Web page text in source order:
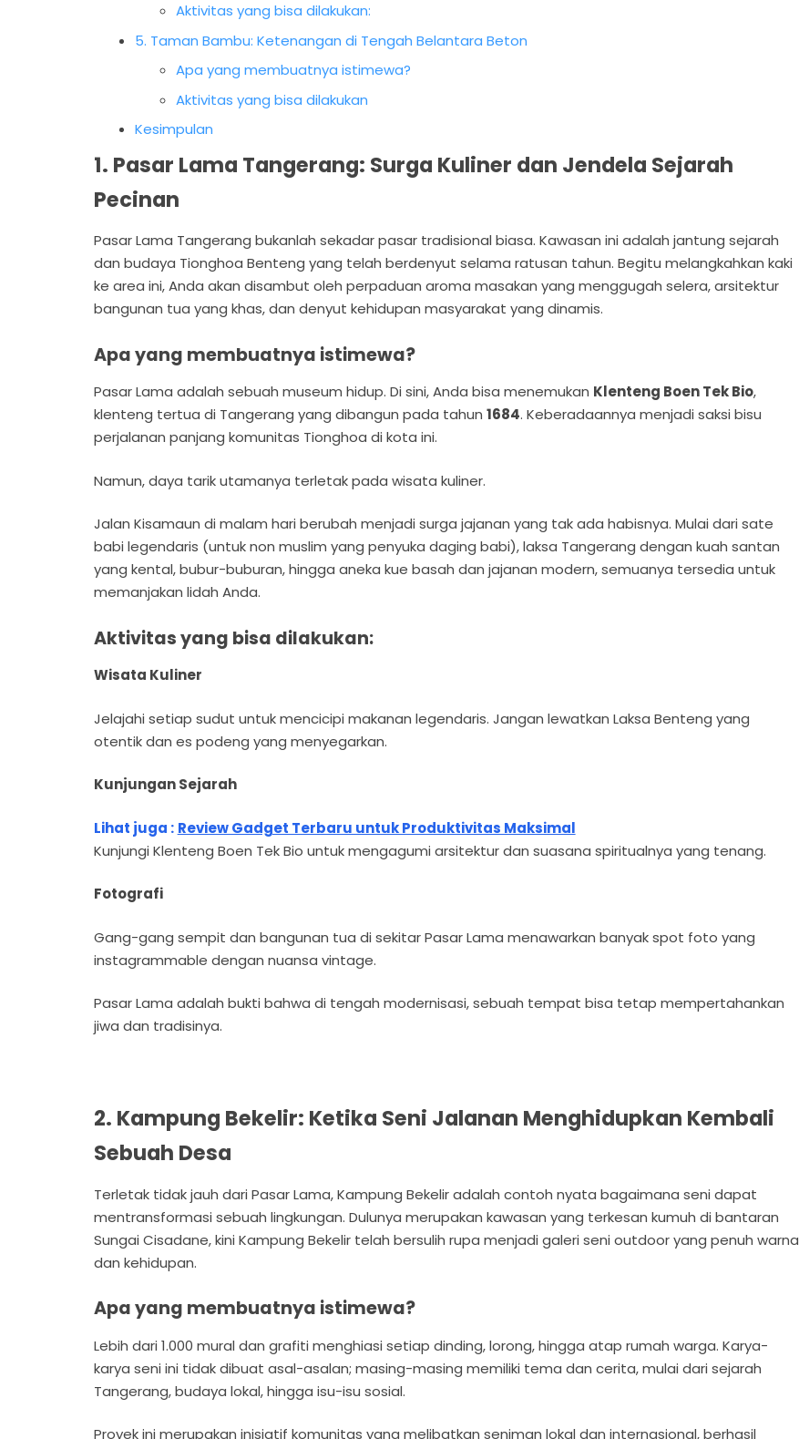
Aktivitas yang bisa dilakukan:
5. Taman Bambu: Ketenangan di Tengah Belantara Beton
Apa yang membuatnya istimewa?
Aktivitas yang bisa dilakukan
Kesimpulan
1. Pasar Lama Tangerang: Surga Kuliner dan Jendela Sejarah
Pecinan
Pasar Lama Tangerang bukanlah sekadar pasar tradisional biasa. Kawasan ini adalah jantung sejarah
dan budaya Tionghoa Benteng yang telah berdenyut selama ratusan tahun. Begitu melangkahkan kaki
ke area ini, Anda akan disambut oleh perpaduan aroma masakan yang menggugah selera, arsitektur
bangunan tua yang khas, dan denyut kehidupan masyarakat yang dinamis.
Apa yang membuatnya istimewa?
Pasar Lama adalah sebuah museum hidup. Di sini, Anda bisa menemukan Klenteng Boen Tek Bio,
klenteng tertua di Tangerang yang dibangun pada tahun 1684. Keberadaannya menjadi saksi bisu
perjalanan panjang komunitas Tionghoa di kota ini.
Namun, daya tarik utamanya terletak pada wisata kuliner.
Jalan Kisamaun di malam hari berubah menjadi surga jajanan yang tak ada habisnya. Mulai dari sate
babi legendaris (untuk non muslim yang penyuka daging babi), laksa Tangerang dengan kuah santan
yang kental, bubur-buburan, hingga aneka kue basah dan jajanan modern, semuanya tersedia untuk
memanjakan lidah Anda.
Aktivitas yang bisa dilakukan:
Wisata Kuliner
Jelajahi setiap sudut untuk mencicipi makanan legendaris. Jangan lewatkan Laksa Benteng yang
otentik dan es podeng yang menyegarkan.
Kunjungan Sejarah
Lihat juga : Review Gadget Terbaru untuk Produktivitas Maksimal
Kunjungi Klenteng Boen Tek Bio untuk mengagumi arsitektur dan suasana spiritualnya yang tenang.
Fotografi
Gang-gang sempit dan bangunan tua di sekitar Pasar Lama menawarkan banyak spot foto yang
instagrammable dengan nuansa vintage.
Pasar Lama adalah bukti bahwa di tengah modernisasi, sebuah tempat bisa tetap mempertahankan
jiwa dan tradisinya.
2. Kampung Bekelir: Ketika Seni Jalanan Menghidupkan Kembali
Sebuah Desa
Terletak tidak jauh dari Pasar Lama, Kampung Bekelir adalah contoh nyata bagaimana seni dapat
mentransformasi sebuah lingkungan. Dulunya merupakan kawasan yang terkesan kumuh di bantaran
Sungai Cisadane, kini Kampung Bekelir telah bersulih rupa menjadi galeri seni outdoor yang penuh warna
dan kehidupan.
Apa yang membuatnya istimewa?
Lebih dari 1.000 mural dan grafiti menghiasi setiap dinding, lorong, hingga atap rumah warga. Karya-
karya seni ini tidak dibuat asal-asalan; masing-masing memiliki tema dan cerita, mulai dari sejarah
Tangerang, budaya lokal, hingga isu-isu sosial.
Proyek ini merupakan inisiatif komunitas yang melibatkan seniman lokal dan internasional, berhasil